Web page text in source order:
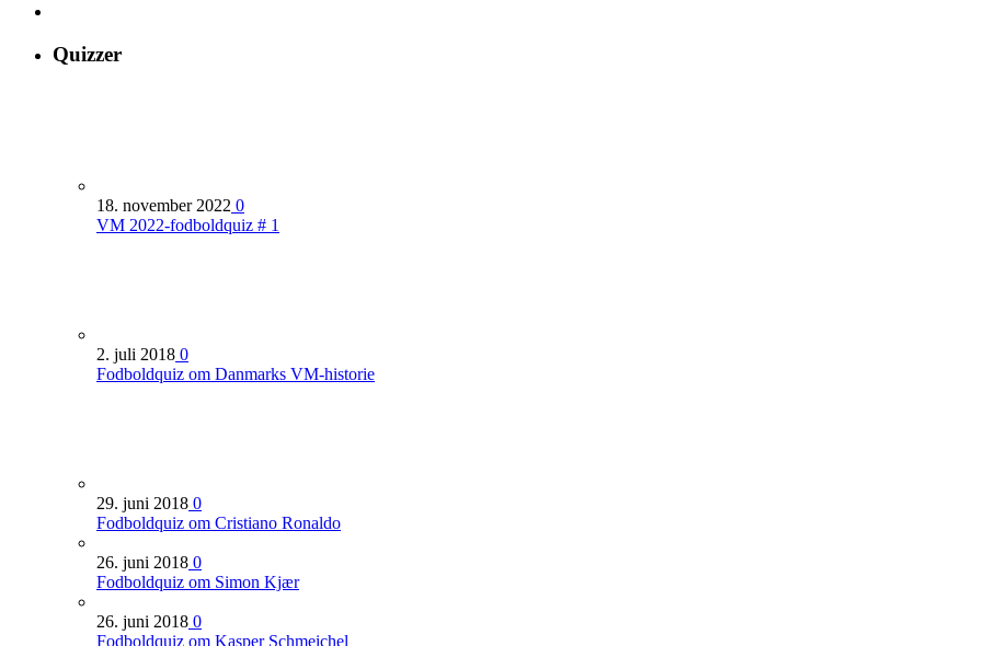
Quizzer
18. november 2022 0
VM 2022-fodboldquiz # 1
2. juli 2018 0
Fodboldquiz om Danmarks VM-historie
29. juni 2018 0
Fodboldquiz om Cristiano Ronaldo
26. juni 2018 0
Fodboldquiz om Simon Kjær
26. juni 2018 0
Fodboldquiz om Kasper Schmeichel